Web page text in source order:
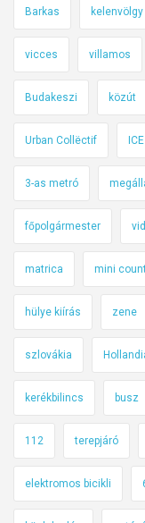
Barkas kelenvölgy
vicces villamos
Budakeszi közút
Urban Collëctif ICE
3-as metró
főpolgármester
matrica mini
hülye kiírás zene
szlovákia
kerékbilincs busz
112 terepjáró
elektromos bicikli